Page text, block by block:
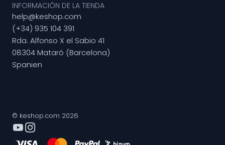
INFORMACIÓN DE LA TIENDA
help@keshop.com
(+34) 935 104 391
Rda. Alfonso X el Sabio 41
08304 Mataró (Barcelona)
Spanien
© keshop.com 2026